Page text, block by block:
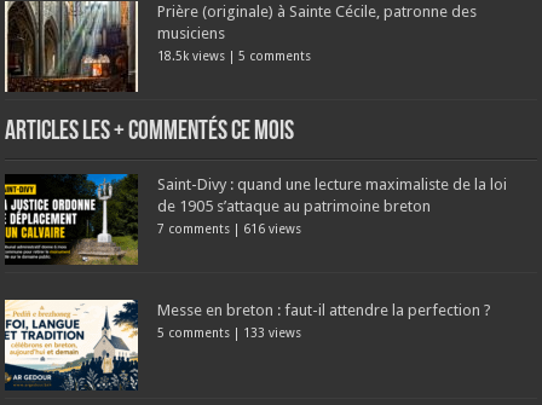
Prière (originale) à Sainte Cécile, patronne des
musiciens
18.5k views |5 comments
Articles les + commentés ce mois
Saint-Divy : quand une lecture maximaliste de la loi
de 1905 s’attaque au patrimoine breton
7 comments | 616 views
Messe en breton : faut-il attendre la perfection ?
5 comments | 133 views